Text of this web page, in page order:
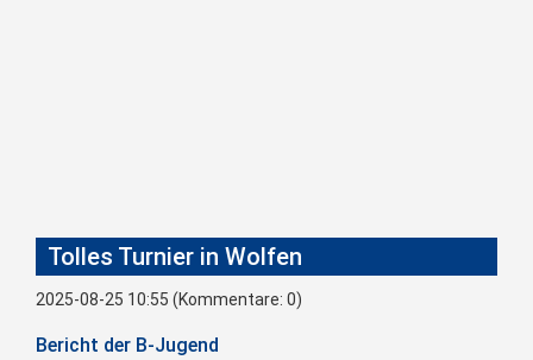
Tolles Turnier in Wolfen
2025-08-25 10:55 (Kommentare: 0)
Bericht der B-Jugend